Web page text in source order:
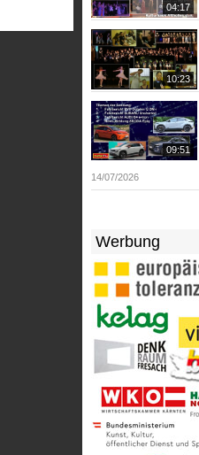
04:17
10:23
09:51
14/07/2026
Werbung